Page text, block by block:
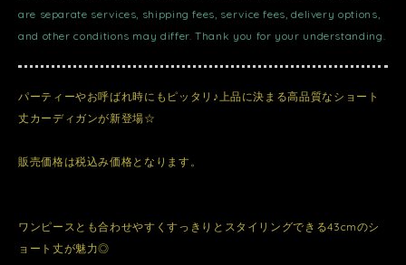
are separate services, shipping fees, service fees, delivery options,
and other conditions may differ. Thank you for your understanding.
パーティーやお呼ばれ時にもピッタリ♪上品に決まる高品質なショート
丈カーディガンが新登場☆
販売価格は税込み価格となります。
ワンピースとも合わせやすくすっきりとスタイリングできる43cmのシ
ョート丈が魅力◎